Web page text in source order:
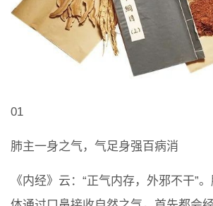
01
肺主一身之气，气足身强百病消
《内经》云：“正气内存，外邪不干”